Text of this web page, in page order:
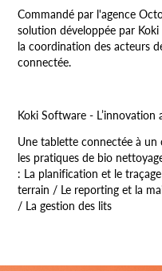
Commandé par l'agence
solution développée par
la coordination des acteurs
connectée.
Koki Software - L’innovation
Une tablette connectée à
les pratiques de bio
: La planification et le
terrain / Le reporting et la
/ La gestion des lits